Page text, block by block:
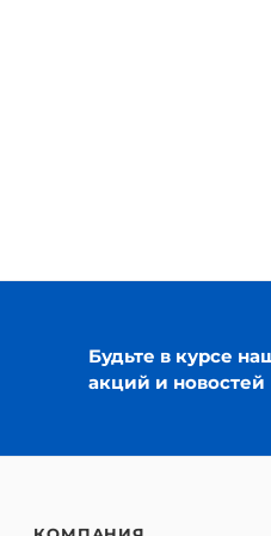
Будьте в курсе
акций и новостей